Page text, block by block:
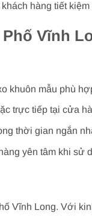
hàng tiết kiệm
Vĩnh
khuôn mẫu phù
trực tiếp tại cửa
thời gian ngắn
yên tâm khi sử
Vĩnh Long. Với